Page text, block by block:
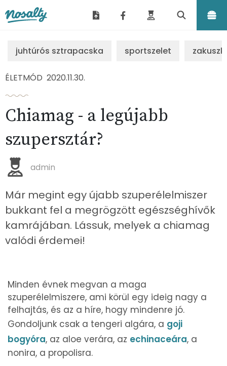
juhtúrós sztrapacska sportszelet
ÉLETMÓD 2020.11.30.
Chiamag - a legújabb
szupersztár?
admin
Már megint egy újabb szuperélelmiszer
bukkant fel a megrögzött egészséghívők
kamrájában. Lássuk, melyek a chiamag
valódi érdemei!
Minden évnek megvan a maga
szuperélelmiszere, ami körül egy ideig nagy a
felhajtás, és az a híre, hogy mindenre jó.
Gondoljunk csak a tengeri algára, a goji
bogyóra, az aloe verára, az echinaceára, a
nonira, a propolisra.